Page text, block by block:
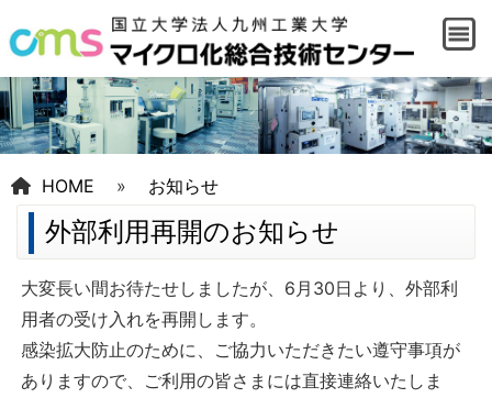
HOME » お知らせ
外部利用再開のお知らせ
大変長い間お待たせしましたが、6月30日より、外部利
用者の受け入れを再開します。
感染拡大防止のために、ご協力いただきたい遵守事項が
ありますので、ご利用の皆さまには直接連絡いたしま